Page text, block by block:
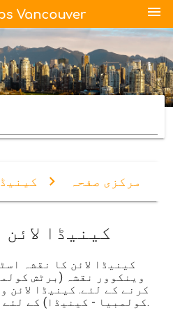
menu
مرکزی صفحہ
کینیڈا
کینیڈا لائن کا نقشہ
وینکوور نقشہ (برٹش
کرنے کے لئے. کینیڈا لائن
کولمبیا - کینیڈا) کے لئے ڈاؤن لوڈ ، اتارنا.